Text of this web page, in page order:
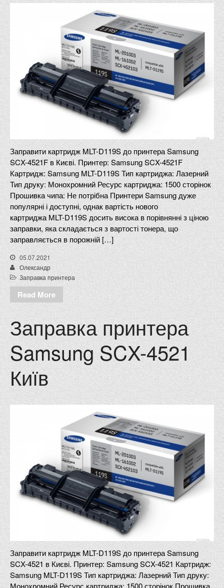
Заправити картридж MLT-D119S до принтера Samsung
SCX-4521F в Києві. Принтер: Samsung SCX-4521F
Картридж: Samsung MLT-D119S Тип картриджа: Лазерний
Тип друку: Монохромний Ресурс картриджа: 1500 сторінок
Прошивка чипа: Не потрібна Принтери Samsung дуже
популярні і доступні, однак вартість нового
картриджа MLT-D119S досить висока в порівнянні з ціною
заправки, яка складається з вартості тонера, що
заправляється в порожній […]
05.07.2021
Олександр
Заправка принтера
Read More
Заправка принтера
Samsung SCX-4521
Київ
Заправити картридж MLT-D119S до принтера Samsung
SCX-4521 в Києві. Принтер: Samsung SCX-4521 Картридж:
Samsung MLT-D119S Тип картриджа: Лазерний Тип друку:
Монохромний Ресурс картриджа: 1500 сторінок Прошивка